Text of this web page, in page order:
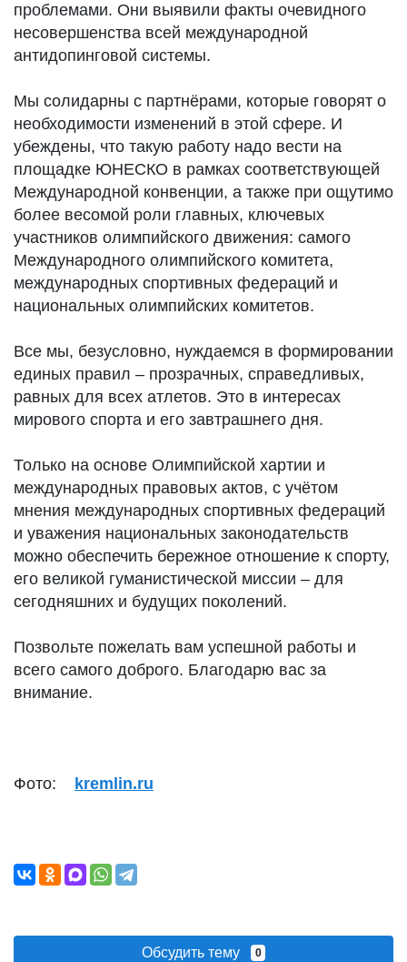
проблемами. Они выявили факты очевидного
несовершенства всей международной
антидопинговой системы.
Мы солидарны с партнёрами, которые говорят о
необходимости изменений в этой сфере. И
убеждены, что такую работу надо вести на
площадке ЮНЕСКО в рамках соответствующей
Международной конвенции, а также при ощутимо
более весомой роли главных, ключевых
участников олимпийского движения: самого
Международного олимпийского комитета,
международных спортивных федераций и
национальных олимпийских комитетов.
Все мы, безусловно, нуждаемся в формировании
единых правил – прозрачных, справедливых,
равных для всех атлетов. Это в интересах
мирового спорта и его завтрашнего дня.
Только на основе Олимпийской хартии и
международных правовых актов, с учётом
мнения международных спортивных федераций
и уважения национальных законодательств
можно обеспечить бережное отношение к спорту,
его великой гуманистической миссии – для
сегодняшних и будущих поколений.
Позвольте пожелать вам успешной работы и
всего самого доброго. Благодарю вас за
внимание.
Фото: kremlin.ru
Обсудить тему 0